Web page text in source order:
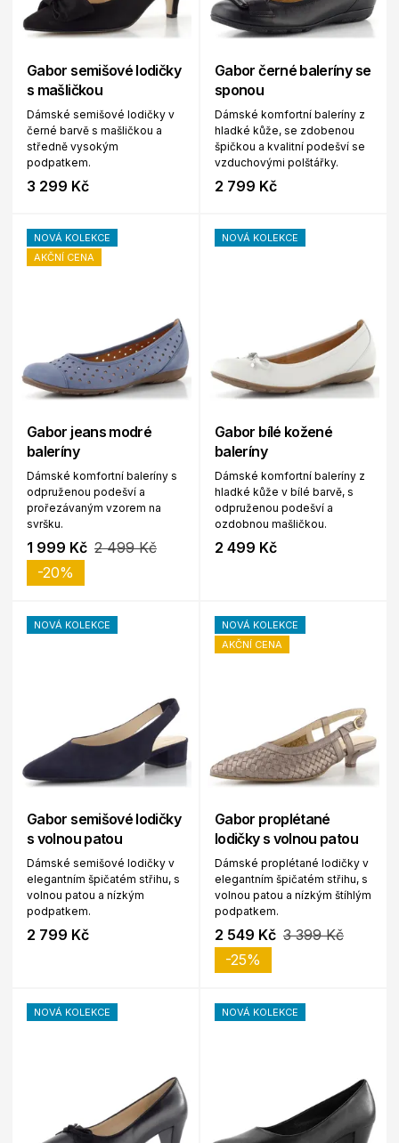
Gabor semišové lodičky
s mašličkou
Dámské semišové lodičky v
černé barvě s mašličkou a
středně vysokým
podpatkem.
3 299 Kč
Gabor černé baleríny se
sponou
Dámské komfortní baleríny z
hladké kůže, se zdobenou
špičkou a kvalitní podešví se
vzduchovými polštářky.
2 799 Kč
NOVÁ KOLEKCE
AKČNÍ CENA
Gabor jeans modré
baleríny
Dámské komfortní baleríny s
odpruženou podešví a
prořezávaným vzorem na
svršku.
1 999 Kč 2 499 Kč
-20%
NOVÁ KOLEKCE
Gabor bílé kožené
baleríny
Dámské komfortní baleríny z
hladké kůže v bílé barvě, s
odpruženou podešví a
ozdobnou mašličkou.
2 499 Kč
NOVÁ KOLEKCE
Gabor semišové lodičky
s volnou patou
Dámské semišové lodičky v
elegantním špičatém střihu, s
volnou patou a nízkým
podpatkem.
2 799 Kč
NOVÁ KOLEKCE
AKČNÍ CENA
Gabor proplétané
lodičky s volnou patou
Dámské proplétané lodičky v
elegantním špičatém střihu, s
volnou patou a nízkým štíhlým
podpatkem.
2 549 Kč 3 399 Kč
-25%
NOVÁ KOLEKCE NOVÁ KOLEKCE